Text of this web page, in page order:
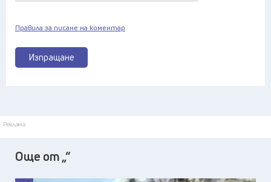
Изпращане
Правила за писане на коментар
Реклама
Още от „“